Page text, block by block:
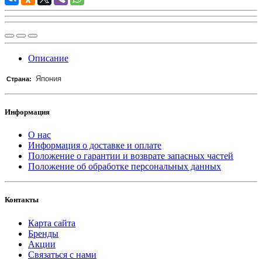
Описание
Страна: Япония
Информация
О нас
Информация о доставке и оплате
Положение о гарантии и возврате запасных частей
Положение об обработке персональных данных
Контакты
Карта сайта
Бренды
Акции
Связаться с нами